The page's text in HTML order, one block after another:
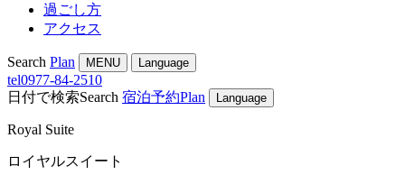
過ごし方
アクセス
Search Plan MENU Language
tel0977-84-2510
日付で検索Search 宿泊予約Plan Language
Royal Suite
ロイヤルスイート